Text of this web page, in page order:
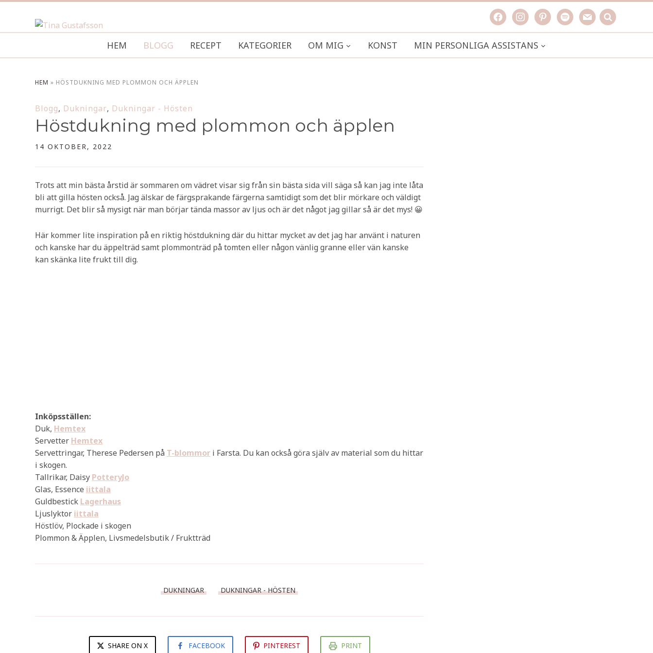
facebookinstagrampinterestspotifymail search
HEM BLOGG RECEPT KATEGORIER OM MIG KONST MIN PERSONLIGA ASSISTANS
HEM » HÖSTDUKNING MED PLOMMON OCH ÄPPLEN
Blogg, Dukningar, Dukningar - Hösten
Höstdukning med plommon och äpplen
14 OKTOBER, 2022
Trots att min bästa årstid är sommaren om vädret visar sig från sin bästa sida vill säga så kan jag inte låta
bli att gilla hösten också. Jag älskar de färgsprakande färgerna samtidigt som det blir mörkare och väldigt
murrigt. Det blir så mysigt när man börjar tända massor av ljus och är det något jag gillar så är det mys! 😀
Här kommer lite inspiration på en riktig höstdukning där du hittar mycket av det jag har använt i naturen
och kanske har du äppelträd samt plommonträd på tomten eller någon vänlig granne eller vän kanske
kan skänka lite frukt till dig.
Inköpsställen:
Duk, Hemtex
Servetter Hemtex
Servettringar, Therese Pedersen på T-blommor i Farsta. Du kan också göra själv av material som du hittar
i skogen.
Tallrikar, Daisy PotteryJo
Glas, Essence iittala
Guldbestick Lagerhaus
Ljuslyktor iittala
Höstlöv, Plockade i skogen
Plommon & Äpplen, Livsmedelsbutik / Fruktträd
DUKNINGAR DUKNINGAR - HÖSTEN
SHARE ON X FACEBOOK PINTEREST PRINT